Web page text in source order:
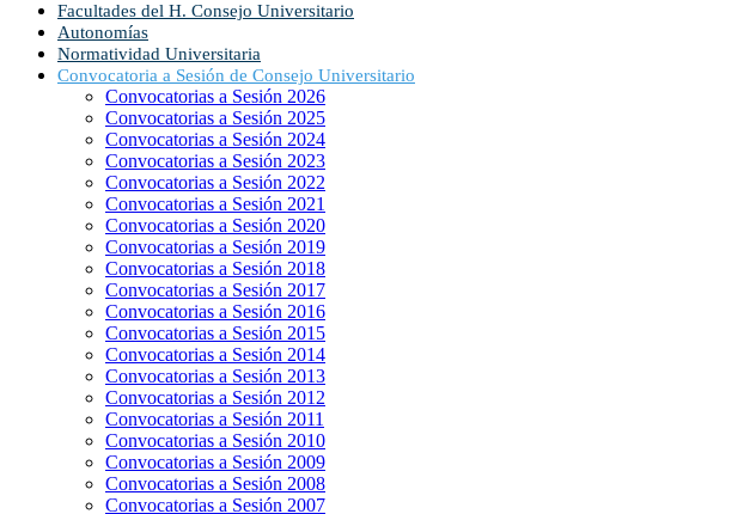
Facultades del H. Consejo Universitario
Autonomías
Normatividad Universitaria
Convocatoria a Sesión de Consejo Universitario
Convocatorias a Sesión 2026
Convocatorias a Sesión 2025
Convocatorias a Sesión 2024
Convocatorias a Sesión 2023
Convocatorias a Sesión 2022
Convocatorias a Sesión 2021
Convocatorias a Sesión 2020
Convocatorias a Sesión 2019
Convocatorias a Sesión 2018
Convocatorias a Sesión 2017
Convocatorias a Sesión 2016
Convocatorias a Sesión 2015
Convocatorias a Sesión 2014
Convocatorias a Sesión 2013
Convocatorias a Sesión 2012
Convocatorias a Sesión 2011
Convocatorias a Sesión 2010
Convocatorias a Sesión 2009
Convocatorias a Sesión 2008
Convocatorias a Sesión 2007